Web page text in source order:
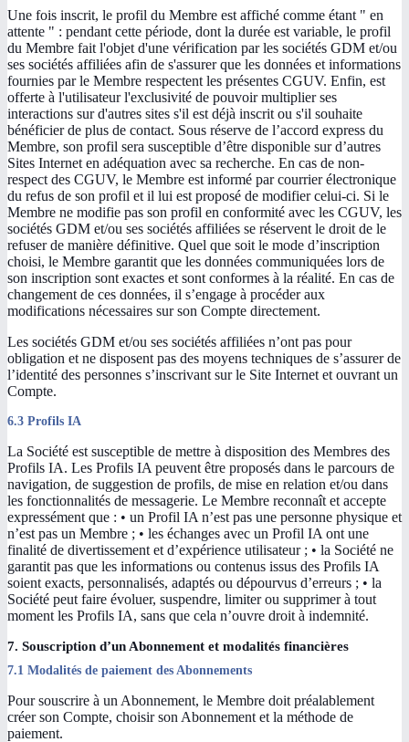
Une fois inscrit, le profil du Membre est affiché comme étant " en
attente " : pendant cette période, dont la durée est variable, le profil
du Membre fait l'objet d'une vérification par les sociétés GDM et/ou
ses sociétés affiliées afin de s'assurer que les données et informations
fournies par le Membre respectent les présentes CGUV. Enfin, est
offerte à l'utilisateur l'exclusivité de pouvoir multiplier ses
interactions sur d'autres sites s'il est déjà inscrit ou s'il souhaite
bénéficier de plus de contact. Sous réserve de l’accord express du
Membre, son profil sera susceptible d’être disponible sur d’autres
Sites Internet en adéquation avec sa recherche. En cas de non-
respect des CGUV, le Membre est informé par courrier électronique
du refus de son profil et il lui est proposé de modifier celui-ci. Si le
Membre ne modifie pas son profil en conformité avec les CGUV, les
sociétés GDM et/ou ses sociétés affiliées se réservent le droit de le
refuser de manière définitive. Quel que soit le mode d’inscription
choisi, le Membre garantit que les données communiquées lors de
son inscription sont exactes et sont conformes à la réalité. En cas de
changement de ces données, il s’engage à procéder aux
modifications nécessaires sur son Compte directement.
Les sociétés GDM et/ou ses sociétés affiliées n’ont pas pour
obligation et ne disposent pas des moyens techniques de s’assurer de
l’identité des personnes s’inscrivant sur le Site Internet et ouvrant un
Compte.
6.3 Profils IA
La Société est susceptible de mettre à disposition des Membres des
Profils IA. Les Profils IA peuvent être proposés dans le parcours de
navigation, de suggestion de profils, de mise en relation et/ou dans
les fonctionnalités de messagerie. Le Membre reconnaît et accepte
expressément que : • un Profil IA n’est pas une personne physique et
n’est pas un Membre ; • les échanges avec un Profil IA ont une
finalité de divertissement et d’expérience utilisateur ; • la Société ne
garantit pas que les informations ou contenus issus des Profils IA
soient exacts, personnalisés, adaptés ou dépourvus d’erreurs ; • la
Société peut faire évoluer, suspendre, limiter ou supprimer à tout
moment les Profils IA, sans que cela n’ouvre droit à indemnité.
7. Souscription d’un Abonnement et modalités financières
7.1 Modalités de paiement des Abonnements
Pour souscrire à un Abonnement, le Membre doit préalablement
créer son Compte, choisir son Abonnement et la méthode de
paiement.